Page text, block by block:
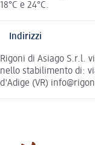
18°C e 24°C.
Indirizzi
Rigoni di Asiago S.r.l.
nello stabilimento di:
d'Adige (VR)